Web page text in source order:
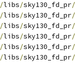
/libs/sky130_fd_pr/
/libs/sky130_fd_pr/
/libs/sky130_fd_pr/
/libs/sky130_fd_pr/
/libs/sky130_fd_pr/
/libs/sky130_fd_pr/